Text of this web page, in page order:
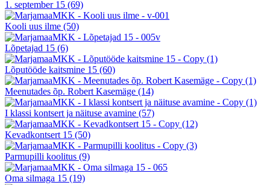
1. september 15 (69)
Kooli uus ilme (50)
Lõpetajad 15 (6)
Lõputööde kaitsmine 15 (60)
Meenutades õp. Robert Kasemäge (14)
I klassi kontsert ja näituse avamine (57)
Kevadkontsert 15 (50)
Parmupilli koolitus (9)
Oma silmaga 15 (19)